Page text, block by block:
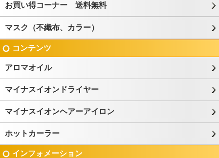
お買い得コーナー 送料無料
マスク（不織布、カラー）
コンテンツ
アロマオイル
マイナスイオンドライヤー
マイナスイオンヘアーアイロン
ホットカーラー
インフォメーション